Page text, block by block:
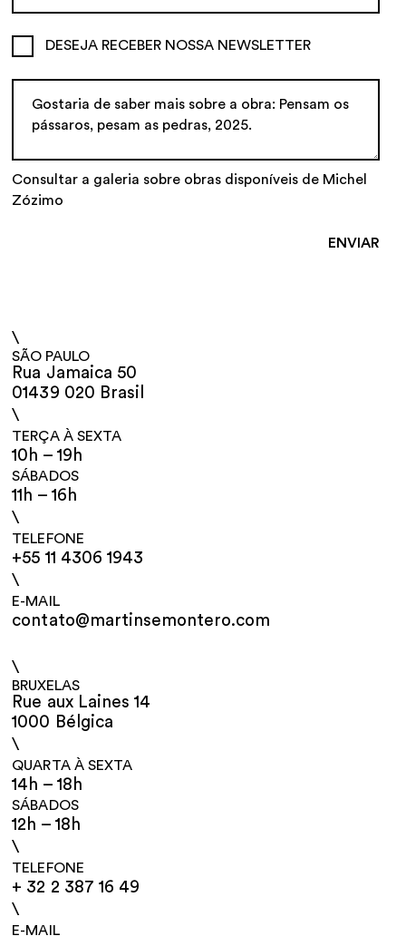
DESEJA RECEBER NOSSA NEWSLETTER
Consultar a galeria sobre obras disponíveis de Michel
Zózimo
\
SÃO PAULO
Rua Jamaica 50
01439 020 Brasil
\
TERÇA À SEXTA
10h – 19h
SÁBADOS
11h – 16h
\
TELEFONE
+55 11 4306 1943
\
E-MAIL
contato@martinsemontero.com
\
BRUXELAS
Rue aux Laines 14
1000 Bélgica
\
QUARTA À SEXTA
14h – 18h
SÁBADOS
12h – 18h
\
TELEFONE
+ 32 2 387 16 49
\
E-MAIL